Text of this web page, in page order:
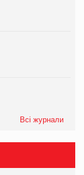
Всі журнали